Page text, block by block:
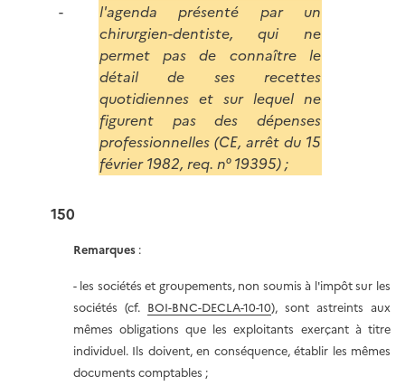
l'agenda présenté par un
chirurgien-dentiste, qui ne
permet pas de connaître le
détail de ses recettes
quotidiennes et sur lequel ne
figurent pas des dépenses
professionnelles (CE, arrêt du 15
février 1982, req. n° 19395) ;
150
Remarques :
- les sociétés et groupements, non soumis à l'impôt sur les
sociétés (cf. BOI-BNC-DECLA-10-10), sont astreints aux
mêmes obligations que les exploitants exerçant à titre
individuel. Ils doivent, en conséquence, établir les mêmes
documents comptables ;